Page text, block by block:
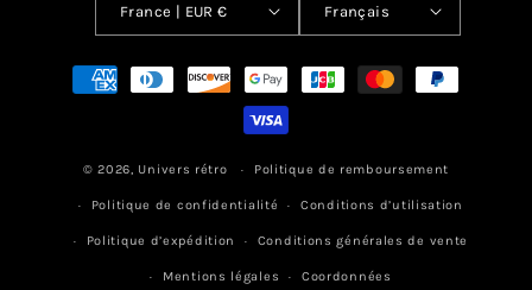
France | EUR € Français
Moyens
© 2026, Univers rétro Politique de remboursement
Politique de confidentialité Conditions d’utilisation
Politique d’expédition Conditions générales de vente
Mentions légales Coordonnées